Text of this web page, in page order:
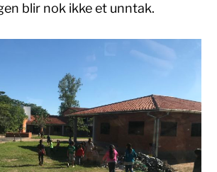
blir nok ikke et unntak.